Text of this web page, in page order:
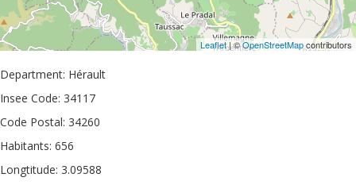
Leaflet| ©OpenStreetMapcontributors
Department: Hérault
Insee Code: 34117
Code Postal: 34260
Habitants: 656
Longtitude: 3.09588